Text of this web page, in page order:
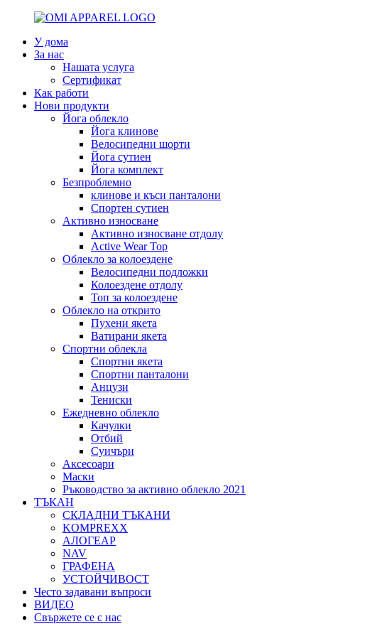
У дома
За нас
Нашата услуга
Сертификат
Как работи
Нови продукти
Йога облекло
Йога клинове
Велосипедни шорти
Йога сутиен
Йога комплект
Безпроблемно
клинове и къси панталони
Спортен сутиен
Активно износване
Активно износване отдолу
Active Wear Top
Облекло за колоездене
Велосипедни подложки
Колоездене отдолу
Топ за колоездене
Облекло на открито
Пухени якета
Ватирани якета
Спортни облекла
Спортни якета
Спортни панталони
Анцузи
Тениски
Ежедневно облекло
Качулки
Отбий
Суичъри
Аксесоари
Маски
Ръководство за активно облекло 2021
ТЪКАН
СКЛАДНИ ТЪКАНИ
KOMPREXX
АЛОГЕАР
NAV
ГРАФЕНА
УСТОЙЧИВОСТ
Често задавани въпроси
ВИДЕО
Свържете се с нас